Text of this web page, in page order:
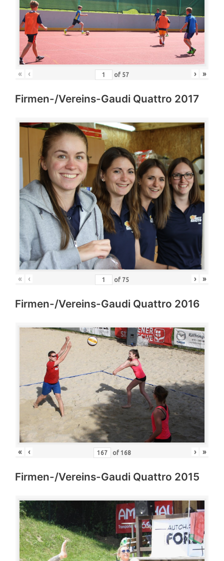
« ‹ of 57 › »
Firmen-/Vereins-Gaudi Quattro 2017
« ‹ of 75 › »
Firmen-/Vereins-Gaudi Quattro 2016
« ‹ of 168 › »
Firmen-/Vereins-Gaudi Quattro 2015